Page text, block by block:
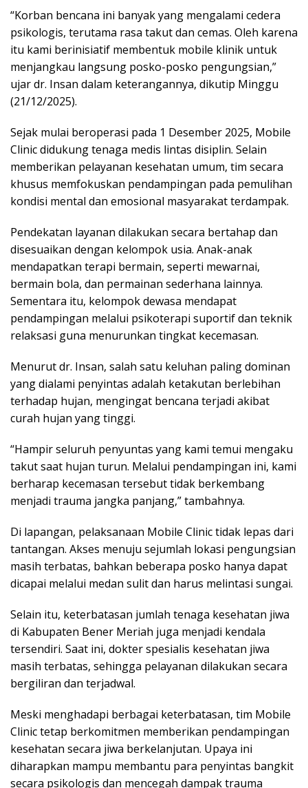
“Korban bencana ini banyak yang mengalami cedera
psikologis, terutama rasa takut dan cemas. Oleh karena
itu kami berinisiatif membentuk mobile klinik untuk
menjangkau langsung posko-posko pengungsian,”
ujar dr. Insan dalam keterangannya, dikutip Minggu
(21/12/2025).
Sejak mulai beroperasi pada 1 Desember 2025, Mobile
Clinic didukung tenaga medis lintas disiplin. Selain
memberikan pelayanan kesehatan umum, tim secara
khusus memfokuskan pendampingan pada pemulihan
kondisi mental dan emosional masyarakat terdampak.
Pendekatan layanan dilakukan secara bertahap dan
disesuaikan dengan kelompok usia. Anak-anak
mendapatkan terapi bermain, seperti mewarnai,
bermain bola, dan permainan sederhana lainnya.
Sementara itu, kelompok dewasa mendapat
pendampingan melalui psikoterapi suportif dan teknik
relaksasi guna menurunkan tingkat kecemasan.
Menurut dr. Insan, salah satu keluhan paling dominan
yang dialami penyintas adalah ketakutan berlebihan
terhadap hujan, mengingat bencana terjadi akibat
curah hujan yang tinggi.
“Hampir seluruh penyuntas yang kami temui mengaku
takut saat hujan turun. Melalui pendampingan ini, kami
berharap kecemasan tersebut tidak berkembang
menjadi trauma jangka panjang,” tambahnya.
Di lapangan, pelaksanaan Mobile Clinic tidak lepas dari
tantangan. Akses menuju sejumlah lokasi pengungsian
masih terbatas, bahkan beberapa posko hanya dapat
dicapai melalui medan sulit dan harus melintasi sungai.
Selain itu, keterbatasan jumlah tenaga kesehatan jiwa
di Kabupaten Bener Meriah juga menjadi kendala
tersendiri. Saat ini, dokter spesialis kesehatan jiwa
masih terbatas, sehingga pelayanan dilakukan secara
bergiliran dan terjadwal.
Meski menghadapi berbagai keterbatasan, tim Mobile
Clinic tetap berkomitmen memberikan pendampingan
kesehatan secara jiwa berkelanjutan. Upaya ini
diharapkan mampu membantu para penyintas bangkit
secara psikologis dan mencegah dampak trauma